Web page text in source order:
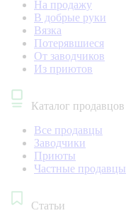
На продажу
В добрые руки
Вязка
Потерявшиеся
От заводчиков
Из приютов
Каталог продавцов
Все продавцы
Заводчики
Приюты
Частные продавцы
Статьи